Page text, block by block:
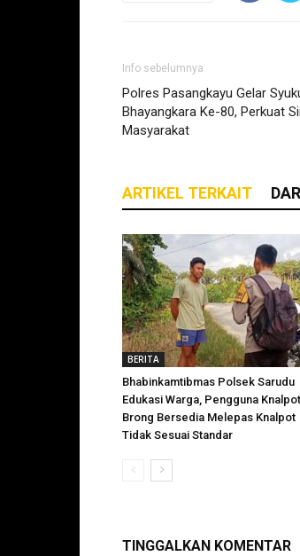
Info sebelumnya
Polres Pasangkayu Gelar
Bhayangkara Ke-80, Perkuat
Masyarakat
ARTIKEL TERKAIT
BERITA
Bhabinkamtibmas Polsek Sarudu
Edukasi Warga, Pengguna Knalpot
Brong Bersedia Melepas Knalpot
Tidak Sesuai Standar
TINGGALKAN KOMENTAR